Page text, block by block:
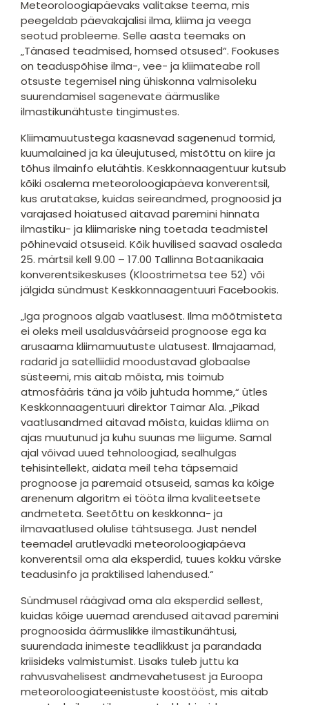
Meteoroloogiapäevaks valitakse teema, mis
peegeldab päevakajalisi ilma, kliima ja veega
seotud probleeme. Selle aasta teemaks on
„Tänased teadmised, homsed otsused“. Fookuses
on teaduspõhise ilma-, vee- ja kliimateabe roll
otsuste tegemisel ning ühiskonna valmisoleku
suurendamisel sagenevate äärmuslike
ilmastikunähtuste tingimustes.
Kliimamuutustega kaasnevad sagenenud tormid,
kuumalained ja ka üleujutused, mistõttu on kiire ja
tõhus ilmainfo elutähtis. Keskkonnaagentuur kutsub
kõiki osalema meteoroloogiapäeva konverentsil,
kus arutatakse, kuidas seireandmed, prognoosid ja
varajased hoiatused aitavad paremini hinnata
ilmastiku- ja kliimariske ning toetada teadmistel
põhinevaid otsuseid. Kõik huvilised saavad osaleda
25. märtsil kell 9.00 – 17.00 Tallinna Botaanikaaia
konverentsikeskuses (Kloostrimetsa tee 52) või
jälgida sündmust Keskkonnaagentuuri Facebookis.
„Iga prognoos algab vaatlusest. Ilma mõõtmisteta
ei oleks meil usaldusväärseid prognoose ega ka
arusaama kliimamuutuste ulatusest. Ilmajaamad,
radarid ja satelliidid moodustavad globaalse
süsteemi, mis aitab mõista, mis toimub
atmosfääris täna ja võib juhtuda homme,“ ütles
Keskkonnaagentuuri direktor Taimar Ala. „Pikad
vaatlusandmed aitavad mõista, kuidas kliima on
ajas muutunud ja kuhu suunas me liigume. Samal
ajal võivad uued tehnoloogiad, sealhulgas
tehisintellekt, aidata meil teha täpsemaid
prognoose ja paremaid otsuseid, samas ka kõige
arenenum algoritm ei tööta ilma kvaliteetsete
andmeteta. Seetõttu on keskkonna- ja
ilmavaatlused olulise tähtsusega. Just nendel
teemadel arutlevadki meteoroloogiapäeva
konverentsil oma ala eksperdid, tuues kokku värske
teadusinfo ja praktilised lahendused.“
Sündmusel räägivad oma ala eksperdid sellest,
kuidas kõige uuemad arendused aitavad paremini
prognoosida äärmuslikke ilmastikunähtusi,
suurendada inimeste teadlikkust ja parandada
kriisideks valmistumist. Lisaks tuleb juttu ka
rahvusvahelisest andmevahetusest ja Euroopa
meteoroloogiateenistuste koostööst, mis aitab